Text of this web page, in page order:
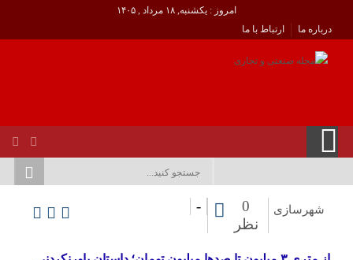
امروز : یکشنبه, ۱۸ مرداد , ۱۴۰۵
درباره ما
ارتباط با ما
شهرسازی
0
نظر
-